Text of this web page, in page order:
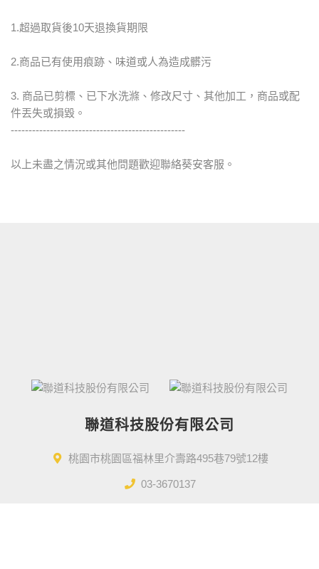
1.超過取貨後10天退換貨期限
2.商品已有使用痕跡、味道或人為造成髒污
3. 商品已剪標、已下水洗滌、修改尺寸、其他加工，商品或配
件丟失或損毀。
-------------------------------------------------
以上未盡之情況或其他問題歡迎聯絡葵安客服。
聯道科技股份有限公司
桃園市桃園區福林里介壽路495巷79號12樓
03-3670137